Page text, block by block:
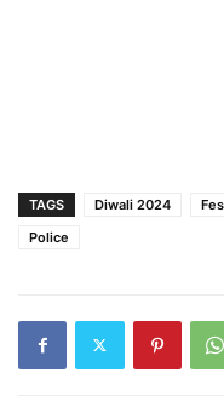
TAGS Diwali 2024
Police